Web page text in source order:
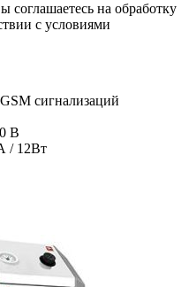
на обработку
с условиями
сигнализаций
В
/ 12Вт